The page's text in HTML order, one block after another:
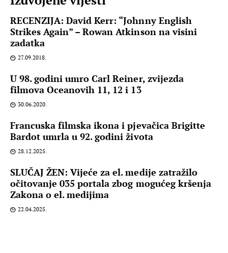
RECENZIJA: David Kerr: “Johnny English
Strikes Again” – Rowan Atkinson na visini
zadatka
27.09.2018.
U 98. godini umro Carl Reiner, zvijezda
filmova Oceanovih 11, 12 i 13
30.06.2020.
Francuska filmska ikona i pjevačica Brigitte
Bardot umrla u 92. godini života
28.12.2025.
SLUČAJ ŽEN: Vijeće za el. medije zatražilo
očitovanje 035 portala zbog mogućeg kršenja
Zakona o el. medijima
22.04.2025.